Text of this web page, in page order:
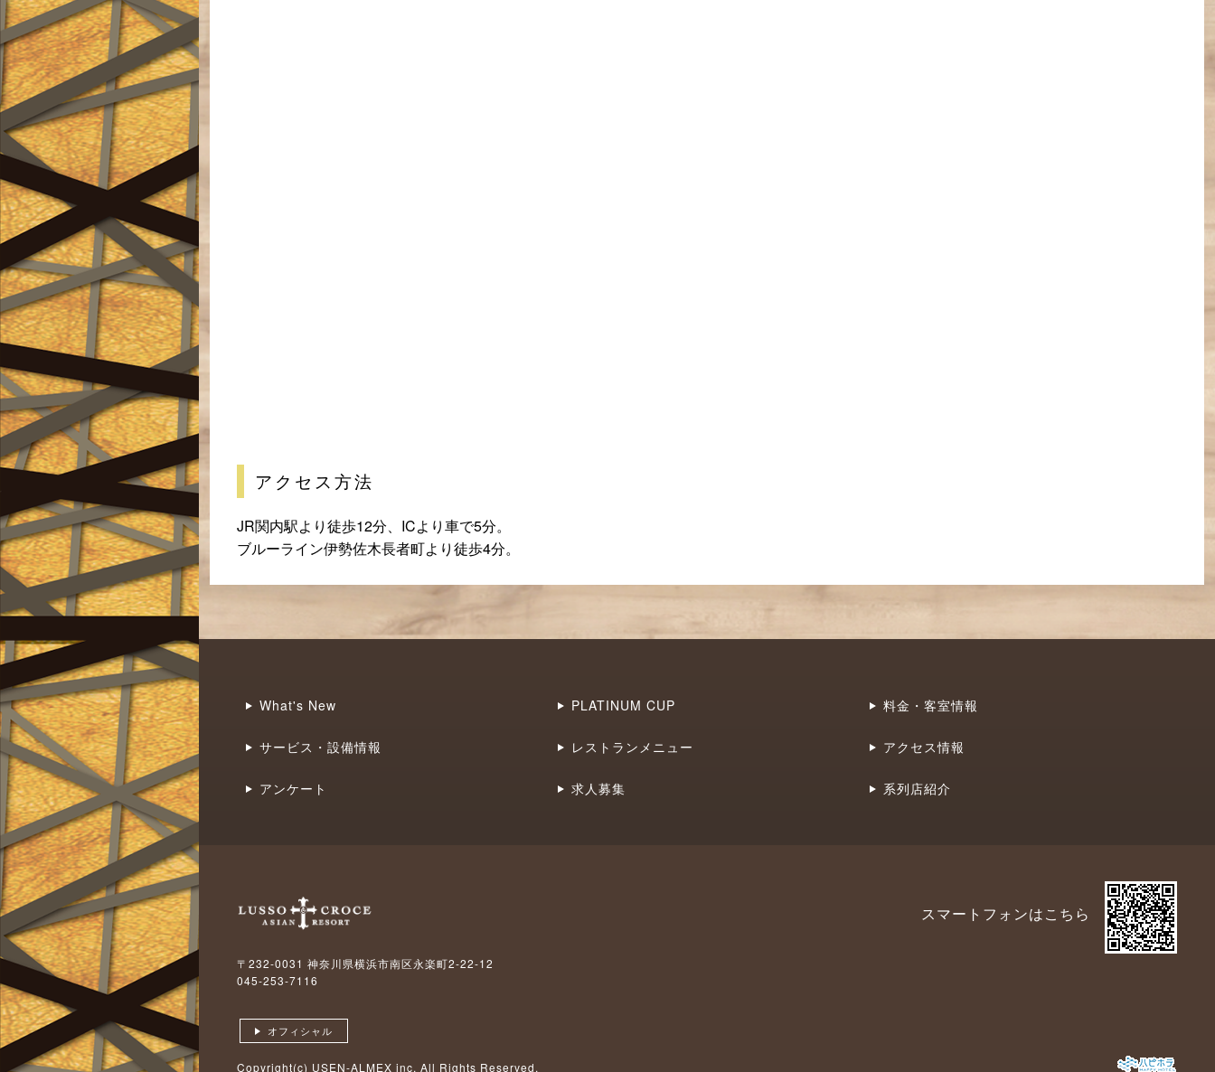
アクセス方法
JR関内駅より徒歩12分、ICより車で5分。
ブルーライン伊勢佐木長者町より徒歩4分。
What's New PLATINUM CUP 料金・客室情報
サービス・設備情報 レストランメニュー アクセス情報
アンケート 求人募集 系列店紹介
〒232-0031 神奈川県横浜市南区永楽町2-22-12
045-253-7116
スマートフォンはこちら
オフィシャル
Copyright(c) USEN-ALMEX inc, All Rights Reserved.